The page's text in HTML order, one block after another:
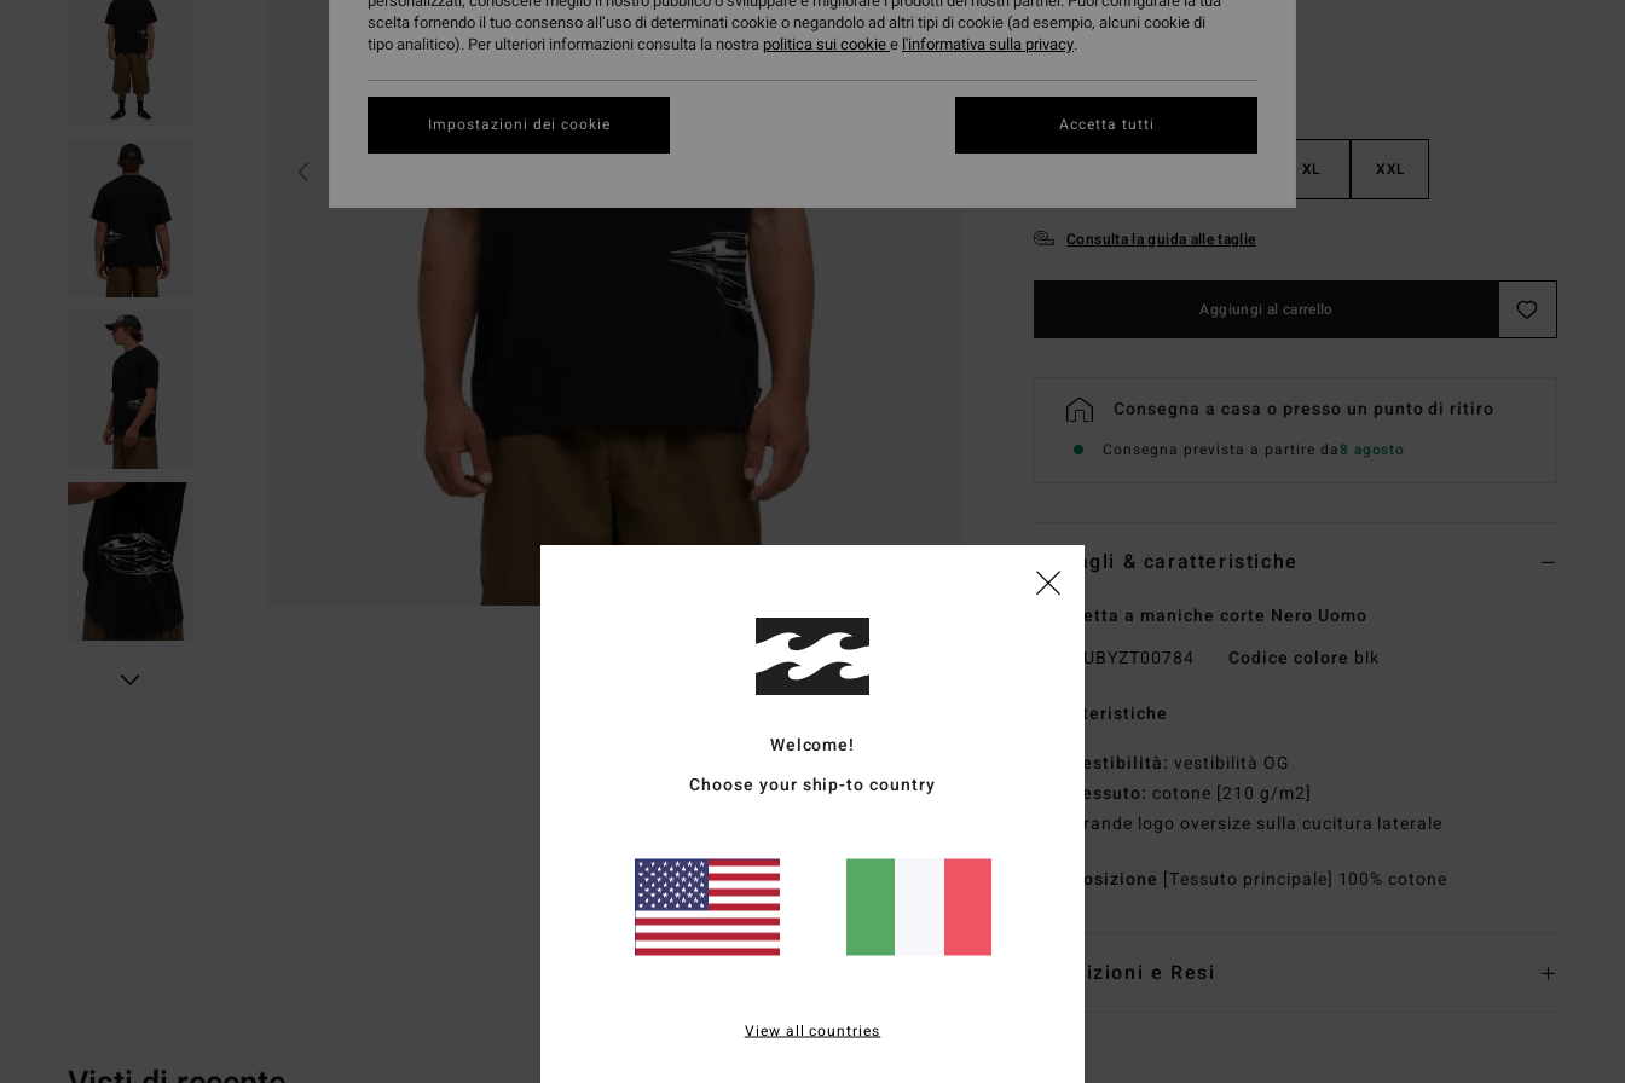
XL XXL
Consulta la guida alle taglie
Aggiungi al carrello
Consegna a casa o presso un punto di ritiro
Consegna prevista a partire da8 agosto
Dettagli & caratteristiche
Maglietta a maniche corte Nero Uomo
UBYZT00784 Codice colore blk
Caratteristiche
Vestibilità: vestibilità OG
Tessuto: cotone [210 g/m2]
Grande logo oversize sulla cucitura laterale
Composizione [Tessuto principale] 100% cotone
Spedizioni e Resi
Welcome!
Choose your ship-to country
View all countries
scelta fornendo il tuo consenso all’uso di determinati cookie o negandolo ad altri tipi di cookie (ad esempio, alcuni cookie di
tipo analitico). Per ulteriori informazioni consulta la nostra politica sui cookiee l'informativa sulla privacy.
Impostazioni dei cookie Accetta tutti